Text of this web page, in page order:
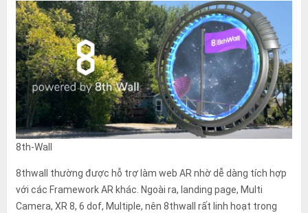
8th-Wall
8thwall thường được hỗ trợ làm web AR nhờ dễ dàng tích hợp
với các Framework AR khác. Ngoài ra, landing page, Multi
Camera, XR 8, 6 dof, Multiple, nên 8thwall rất linh hoạt trong